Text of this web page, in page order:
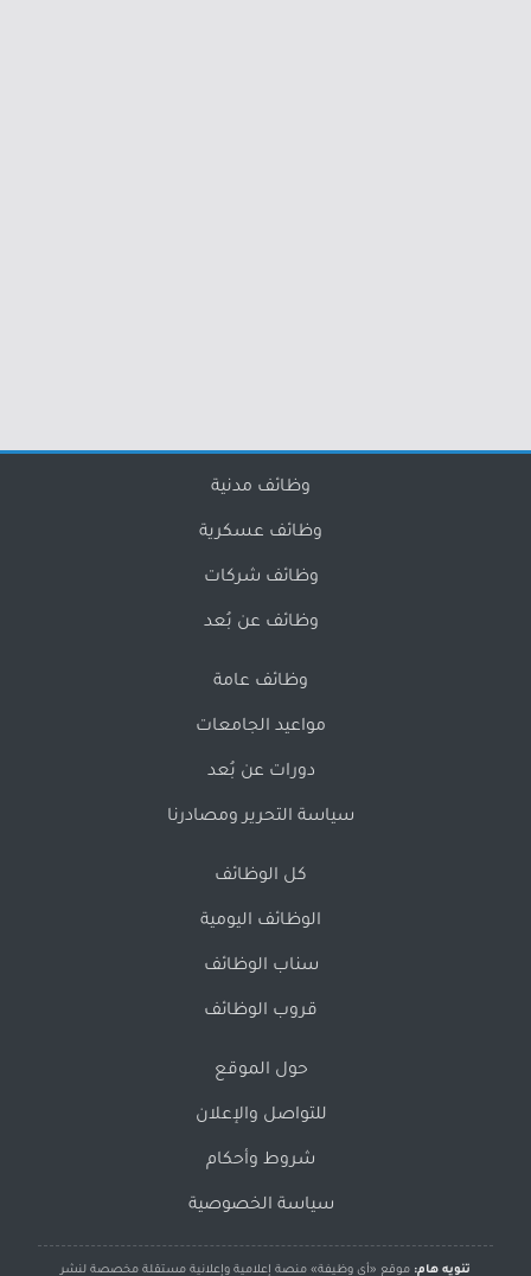
وظائف مدنية
وظائف عسكرية
وظائف شركات
وظائف عن بُعد
وظائف عامة
مواعيد الجامعات
دورات عن بُعد
سياسة التحرير ومصادرنا
كل الوظائف
الوظائف اليومية
سناب الوظائف
قروب الوظائف
حول الموقع
للتواصل والإعلان
شروط وأحكام
سياسة الخصوصية
تنويه هام: موقع «أي وظيفة» منصة إعلامية وإعلانية مستقلة مخصصة لنشر